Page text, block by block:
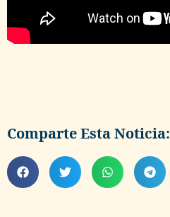
Comparte Esta Noticia: